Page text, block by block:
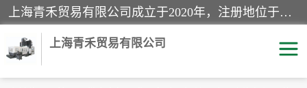
上海青禾贸易有限公司成立于2020年，注册地位于上海市宝山区。经营范围包括：机械设备、五金制品、劳防用品、电子产品、塑胶制品、家具、模具、纺织品、仪器仪表、建筑材料、装饰材料、化工产品、金属制品、机车配件等货物进出口报关、清关服务。
上海青禾贸易有限公司